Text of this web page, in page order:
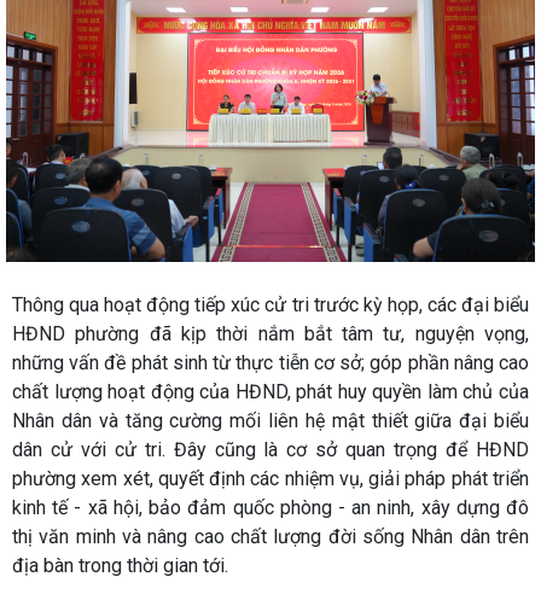
Thông qua hoạt động tiếp xúc cử tri trước kỳ họp, các đại biểu
HĐND phường đã kịp thời nắm bắt tâm tư, nguyện vọng,
những vấn đề phát sinh từ thực tiễn cơ sở; góp phần nâng cao
chất lượng hoạt động của HĐND, phát huy quyền làm chủ của
Nhân dân và tăng cường mối liên hệ mật thiết giữa đại biểu
dân cử với cử tri. Đây cũng là cơ sở quan trọng để HĐND
phường xem xét, quyết định các nhiệm vụ, giải pháp phát triển
kinh tế - xã hội, bảo đảm quốc phòng - an ninh, xây dựng đô
thị văn minh và nâng cao chất lượng đời sống Nhân dân trên
địa bàn trong thời gian tới.